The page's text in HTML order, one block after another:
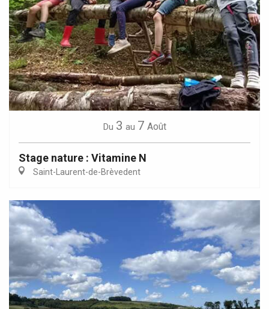
Du 3 au 7 Août
Stage nature : Vitamine N
Saint-Laurent-de-Brèvedent